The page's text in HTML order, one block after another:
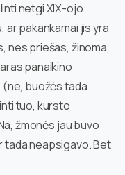
netgi XIX-ojo
ar pakankamai jis yra
nes priešas, žinoma,
panaikino
(ne, buožės tada
tuo, kursto
žmonės jau buvo
tada neapsigavo. Bet